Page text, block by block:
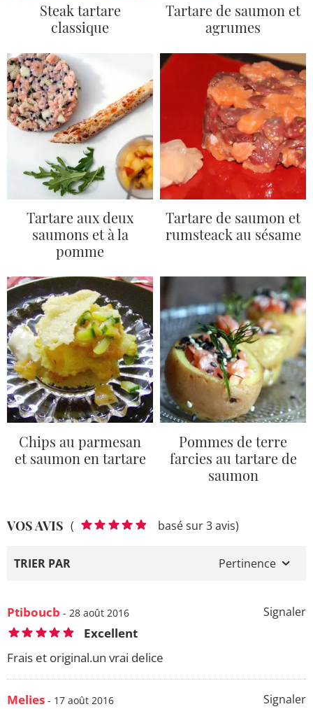
Steak tartare
classique
Tartare de saumon et
agrumes
Tartare aux deux
saumons et à la
pomme
Tartare de saumon et
rumsteack au sésame
Chips au parmesan
et saumon en tartare
Pommes de terre
farcies au tartare de
saumon
VOS AVIS ( basé sur 3 avis)
TRIER PAR Pertinence
Signaler
Ptiboucb - 28 août 2016
Excellent
Frais et original.un vrai delice
Signaler
Melies - 17 août 2016